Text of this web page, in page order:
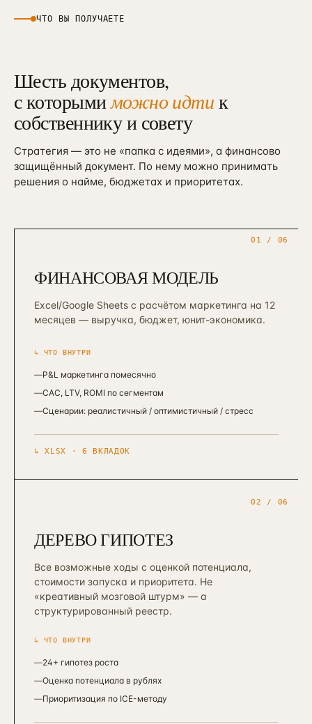
ЧТО ВЫ ПОЛУЧАЕТЕ
Шесть документов,
с которымиможно идтик
собственнику и совету
Стратегия — это не «папка с идеями», а финансово
защищённый документ. По нему можно принимать
решения о найме, бюджетах и приоритетах.
01 / 06
ФИНАНСОВАЯ МОДЕЛЬ
Excel/Google Sheets с расчётом маркетинга на 12
месяцев — выручка, бюджет, юнит-экономика.
↳ ЧТО ВНУТРИ
—P&L маркетинга помесячно
—CAC, LTV, ROMI по сегментам
—Сценарии: реалистичный / оптимистичный / стресс
↳XLSX · 6 ВКЛАДОК
02 / 06
ДЕРЕВО ГИПОТЕЗ
Все возможные ходы с оценкой потенциала,
стоимости запуска и приоритета. Не
«креативный мозговой штурм» — а
структурированный реестр.
↳ ЧТО ВНУТРИ
—24+ гипотез роста
—Оценка потенциала в рублях
—Приоритизация по ICE-методу